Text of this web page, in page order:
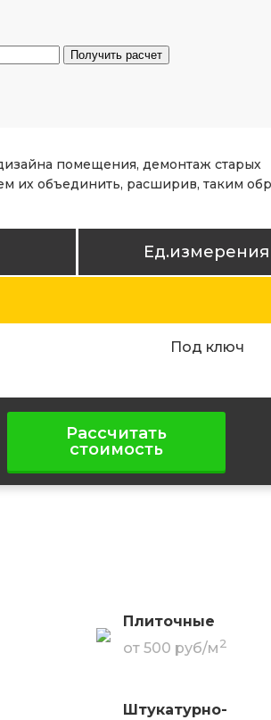
помещения, демонтаж старых
их объединить, расширив, таким
Ед.измерения
Под ключ
Рассчитать
стоимость
Плиточные
от 500 руб/м2
Штукатурно-